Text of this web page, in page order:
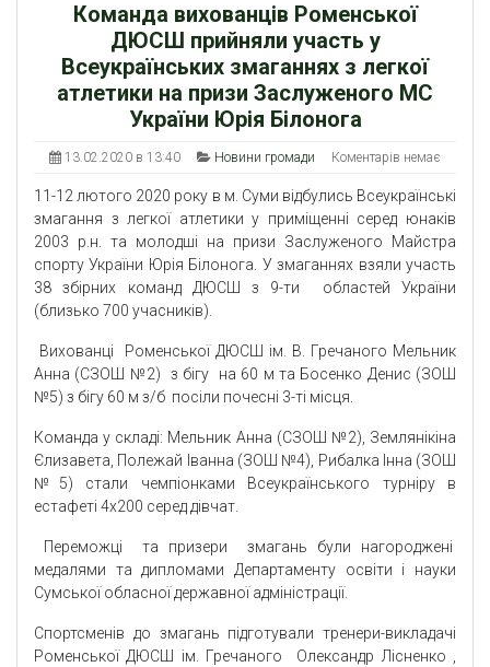
Команда вихованців Роменської
ДЮСШ прийняли участь у
Всеукраїнських змаганнях з легкої
атлетики на призи Заслуженого МС
України Юрія Білонога
13.02.2020 в 13:40 Новини громади Коментарів немає
11-12 лютого 2020 року в м. Суми відбулись Всеукраїнські
змагання з легкої атлетики у приміщенні серед юнаків
2003 р.н. та молодші на призи Заслуженого Майстра
спорту України Юрія Білонога. У змаганнях взяли участь
38 збірних команд ДЮСШ з 9-ти областей України
(близько 700 учасників).
Вихованці Роменської ДЮСШ ім. В. Гречаного Мельник
Анна (СЗОШ №2) з бігу на 60 м та Босенко Денис (ЗОШ
№5) з бігу 60 м з/б посіли почесні 3-ті місця.
Команда у складі: Мельник Анна (СЗОШ №2), Землянікіна
Єлизавета, Полежай Іванна (ЗОШ №4), Рибалка Інна (ЗОШ
№5) стали чемпіонками Всеукраїнського турніру в
естафеті 4х200 серед дівчат.
Переможці та призери змагань були нагороджені
медалями та дипломами Департаменту освіти і науки
Сумської обласної державної адміністрації.
Спортсменів до змагань підготували тренери-викладачі
Роменської ДЮСШ ім. Гречаного Олександр Лісненко ,